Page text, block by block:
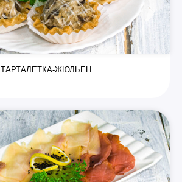
ТАРТАЛЕТКА-ЖЮЛЬЕН